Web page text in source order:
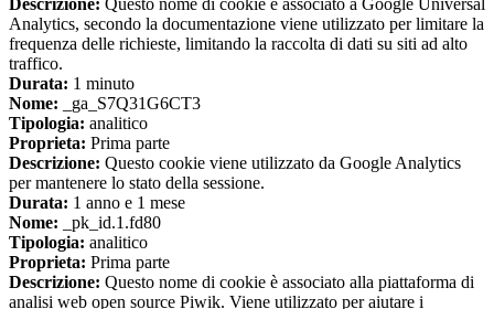
Descrizione: Questo nome di cookie è associato a Google Universal
Analytics, secondo la documentazione viene utilizzato per limitare la
frequenza delle richieste, limitando la raccolta di dati su siti ad alto
traffico.
Durata: 1 minuto
Nome: _ga_S7Q31G6CT3
Tipologia: analitico
Proprieta: Prima parte
Descrizione: Questo cookie viene utilizzato da Google Analytics
per mantenere lo stato della sessione.
Durata: 1 anno e 1 mese
Nome: _pk_id.1.fd80
Tipologia: analitico
Proprieta: Prima parte
Descrizione: Questo nome di cookie è associato alla piattaforma di
analisi web open source Piwik. Viene utilizzato per aiutare i